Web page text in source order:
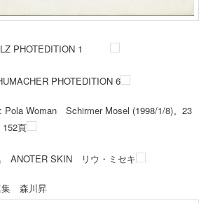
PHOTEDITION 1
PHOTEDITION 6
Pola Woman Schirmer Mosel (1998/1/8)。23
頁
ANOTER SKIN リウ・ミセキ
写真集 森川昇